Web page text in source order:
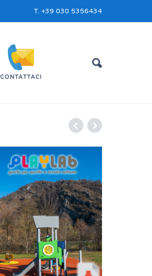
T. +39 030 5356434
CONTATTACI